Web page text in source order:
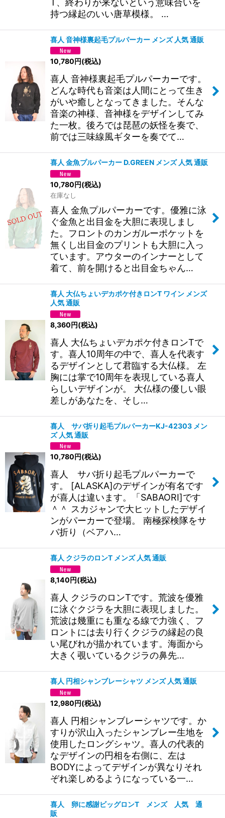
持つ縁起のいい唐草模様。 …
喜人 音神様裏起毛プルパーカー メンズ 人気 通販
10,780円(税込)
喜人 音神様裏起毛プルパーカーです。
どんな時代も音楽は人間にとって生き
がいや癒しとなってきました。そんな
音楽の神様、音神様をデザインしてみ
た一枚。後ろでは琵琶の妖怪を奏で、
前では三味線風ギターを奏でて…
喜人 金魚プルパーカー D.GREEN メンズ 人気 通販
10,780円(税込)
在庫なし
喜人 金魚プルパーカーです。優雅に泳
ぐ金魚と出目金を大胆に表現しまし
た。フロントのカンガルーポケットを
無くし出目金のプリントも大胆に入っ
ています。アウターのインナーとして
着て、前を開けると出目金ちゃん…
喜人 大仏ちょいデカポケ付きロンT ワイン メンズ
人気 通販
8,360円(税込)
喜人 大仏ちょいデカポケ付きロンTで
す。喜人10周年の中で、喜人を代表す
るデザインとして君臨する大仏様。 左
胸には掌で10周年を表現している喜人
らしいデザインが。 大仏様の優しい眼
差しがあなたを、そし…
喜人 サバ折り起毛プルパーカーKJ-42303 メン
ズ 人気 通販
10,780円(税込)
喜人 サバ折り起毛プルパーカーで
す。 [ALASKA]のデザインが有名です
が喜人は違います。「SABAORI]です
＾＾ スカジャンで大ヒットしたデザイ
ンがパーカーで登場。 南極探検隊をサ
バ折り（ベアハ…
喜人 クジラのロンT メンズ 人気 通販
8,140円(税込)
喜人 クジラのロンTです。荒波を優雅
に泳ぐクジラを大胆に表現しました。
荒波は幾重にも重なる線で力強く、フ
ロントには去り行くクジラの縁起の良
い尾びれが描かれています。海面から
大きく覗いているクジラの鼻先…
喜人 円相シャンブレーシャツ メンズ 人気 通販
12,980円(税込)
喜人 円相シャンブレーシャツです。か
すりが沢山入ったシャンブレー生地を
使用したロングシャツ。喜人の代表的
なデザインの円相を右側に、左は
BODYによってデザインが異なりそれ
ぞれ楽しめるようになっている一…
喜人 卵に感謝ビッグロンT メンズ 人気 通
販